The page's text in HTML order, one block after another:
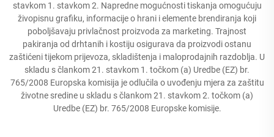
stavkom 1. stavkom 2. Napredne mogućnosti tiskanja omogućuju
živopisnu grafiku, informacije o hrani i elemente brendiranja koji
poboljšavaju privlačnost proizvoda za marketing. Trajnost
pakiranja od drhtanih i kostiju osigurava da proizvodi ostanu
zaštićeni tijekom prijevoza, skladištenja i maloprodajnih razdoblja. U
skladu s člankom 21. stavkom 1. točkom (a) Uredbe (EZ) br.
765/2008 Europska komisija je odlučila o uvođenju mjera za zaštitu
životne sredine u skladu s člankom 21. stavkom 2. točkom (a)
Uredbe (EZ) br. 765/2008 Europske komisije.